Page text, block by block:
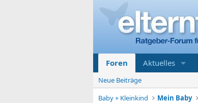
Foren Aktuelles
Neue Beiträge
Baby + Kleinkind
Mein Baby